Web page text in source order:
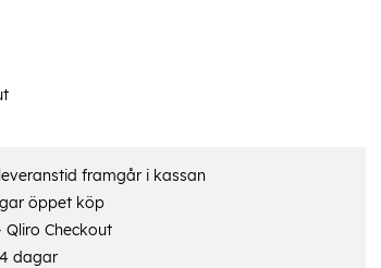
framgår i kassan
öppet köp
Checkout
dagar